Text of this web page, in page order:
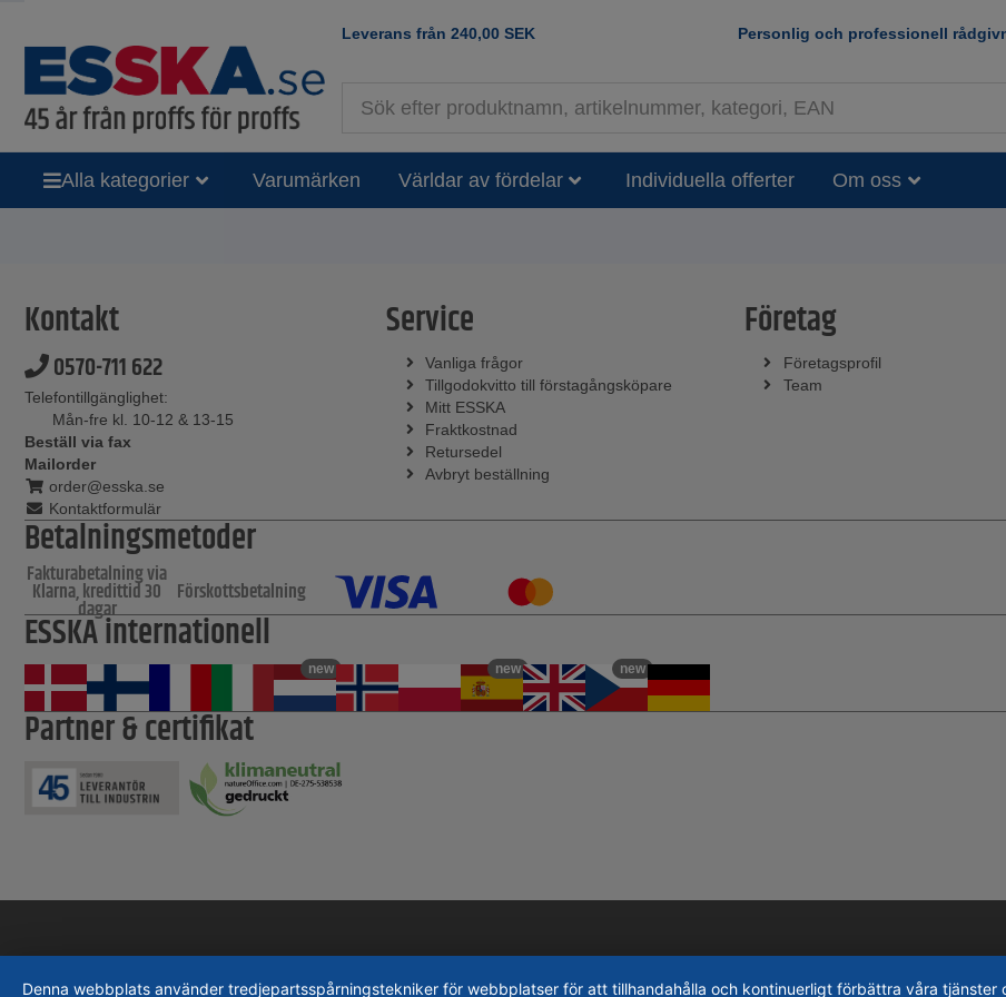
Leverans från 240,00 SEK Personlig och professionell
Alla kategorier Varumärken Världar av fördelar Individuella offerter Om oss
Kontakt
0570-711 622
Telefontillgänglighet:
Mån-fre kl. 10-12 & 13-15
Beställ via fax
Mailorder
order@esska.se
Kontaktformulär
Service
Vanliga frågor
Tillgodokvitto till förstagångsköpare
Mitt ESSKA
Fraktkostnad
Retursedel
Avbryt beställning
Företag
Företagsprofil
Team
Betalningsmetoder
Fakturabetalning via
Klarna, kredittid 30
dagar
Förskottsbetalning
ESSKA internationell
new new new
Partner & certifikat
Denna webbplats använder tredjepartsspårningstekniker för webbplatser för att tillhandahålla och kontinuerligt förbättra våra tjänster